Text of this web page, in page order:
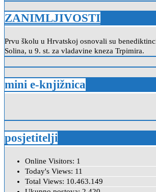
ZANIMLJIVOSTI
Prvu školu u Hrvatskoj osnovali su
Solina, u 9. st. za vladavine kneza Trpimira.
mini e-knjižnica
posjetitelji
Online Visitors: 1
Today's Views: 11
Total Views: 10.463.149